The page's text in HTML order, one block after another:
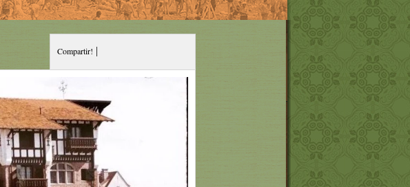
Compartir! |